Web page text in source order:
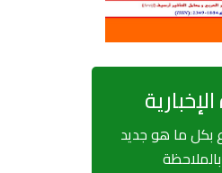
بكل ما هو جديد